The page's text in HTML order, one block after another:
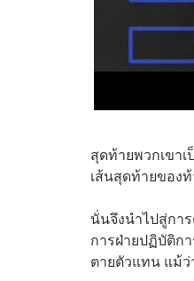
สุดท้ายพวกเขา
เส้นสุดท้ายของ
นั่นจึงนำไปสู่กา
การฝ่ายปฏิบัติก
ตายตัวแทน แม้